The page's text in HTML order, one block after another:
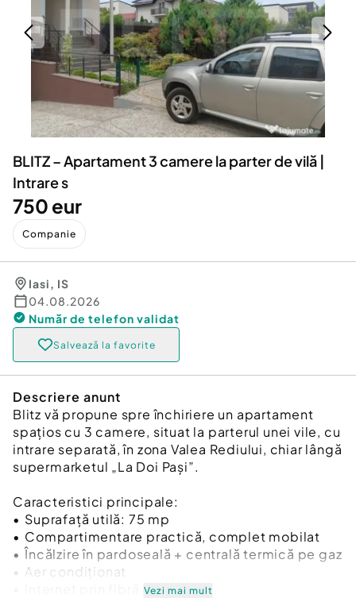
Servicii
Animale de companie
Afaceri și echipamente profesionale
Inchiriere Bunuri si Vehicule
Utilaje agricole si industriale
Piese auto si accesorii
Dacia Duster
BLITZ – Apartament 3 camere la parter de vilă |
Intrare s
750 eur
Companie
Iasi, IS
04.08.2026
Număr de telefon validat
Salvează la favorite
Descriere anunt
Blitz vă propune spre închiriere un apartament
spațios cu 3 camere, situat la parterul unei vile, cu
intrare separată, în zona Valea Rediului, chiar lângă
supermarketul „La Doi Pași”.
Caracteristici principale:
•⁠ ⁠Suprafață utilă: 75 mp
•⁠ ⁠Compartimentare practică, complet mobilat
•⁠ ⁠Încălzire în pardoseală + centrală termică pe gaz
•⁠ ⁠Aer condiționat
•⁠ ⁠Internet prin fibră optică
Vezi mai mult